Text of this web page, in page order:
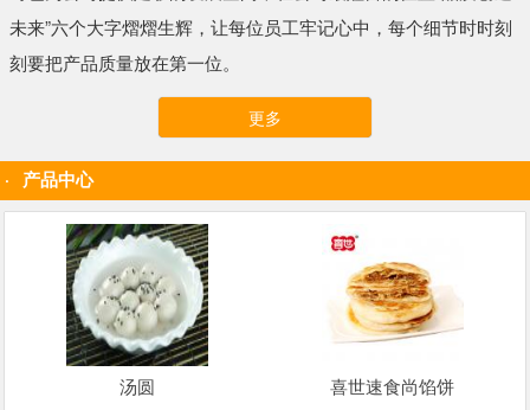
未来”六个大字熠熠生辉，让每位员工牢记心中，每个细节时时刻
刻要把产品质量放在第一位。
更多
产品中心
汤圆 喜世速食尚馅饼